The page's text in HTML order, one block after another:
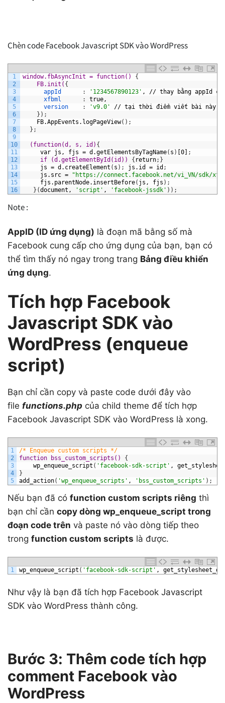
Chèn code Facebook Javascript SDK vào WordPress
1
2
3
4
5
6
7
8
9
10
11
12
13
14
15
16
window.fbAsyncInit = function() {
FB.init( {
appId
: '1234567890123' , // thay bằng appId
xfbml
:
true,
version
: 'v9.0' // tại thời điểm viết bài này,
} ) ;
FB.AppEvents.logPageView( ) ;
} ;
(function(d, s, id) {
var js, fjs = d.getElementsByTagName( s ) [0]
;
if (d.getElementById(id)) { return; }
js = d.createElement ( s ) ; js.id = id ;
js.src =
"https://connect.facebook.net/vi_VN/sdk/
fjs.parentNode.insertBefore( js, fjs ) ;
} (document, 'script' , 'facebook-jssdk' ) ) ;
Note :
AppID (ID ứng dụng) là đoạn mã bằng số mà
Facebook cung cấp cho ứng dụng của bạn, bạn có
thể tìm thấy nó ngay trong trang Bảng điều khiển
ứng dụng.
Tích hợp Facebook
Javascript SDK vào
WordPress (enqueue
script)
Bạn chỉ cần copy và paste code dưới đây vào
file functions.php của child theme để tích hợp
Facebook Javascript SDK vào WordPress là xong.
1
2
3
4
5
/* Enqueue custom scripts */
function bss_custom_scripts() {
wp_enqueue_script ( 'facebook-sdk-script' ,
}
add_action( 'wp_enqueue_scripts' , 'bss_custom_scripts' ) ;
Nếu bạn đã có function custom scripts riêng thì
bạn chỉ cần copy dòng wp_enqueue_script trong
đoạn code trên và paste nó vào dòng tiếp theo
trong function custom scripts là được.
1 wp_enqueue_script ( 'facebook-sdk-script' ,
Như vậy là bạn đã tích hợp Facebook Javascript
SDK vào WordPress thành công.
Bước 3: Thêm code tích hợp
comment Facebook vào
WordPress